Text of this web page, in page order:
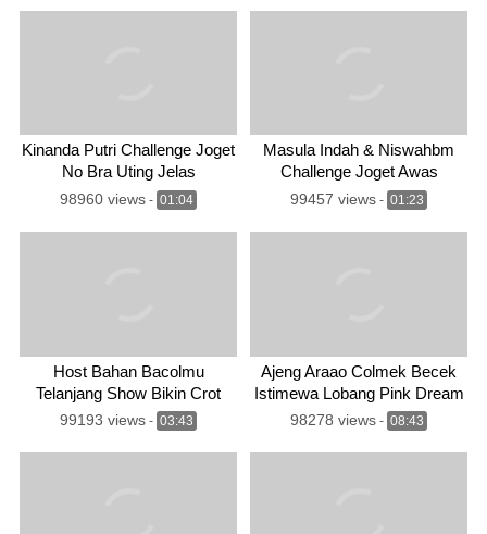
Kinanda Putri Challenge Joget
No Bra Uting Jelas
98960 views - 01:04
Masula Indah & Niswahbm
Challenge Joget Awas
Ngaceng
99457 views - 01:23
Host Bahan Bacolmu
Telanjang Show Bikin Crot
Terus
99193 views - 03:43
Ajeng Araao Colmek Becek
Istimewa Lobang Pink Dream
98278 views - 08:43